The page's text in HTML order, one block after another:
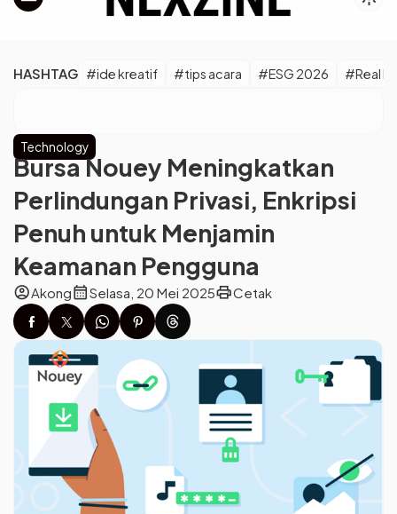
HASHTAG #ide kreatif #tips acara #ESG 2026 #Real
Technology
Bursa Nouey Meningkatkan
Perlindungan Privasi, Enkripsi
Penuh untuk Menjamin
Keamanan Pengguna
account_circleAkongcalendar_monthSelasa, 20 Mei 2025printCetak